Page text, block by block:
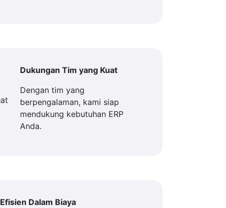
Dukungan Tim yang Kuat
Dengan tim yang
berpengalaman, kami siap
mendukung kebutuhan ERP
Anda.
Efisien Dalam Biaya